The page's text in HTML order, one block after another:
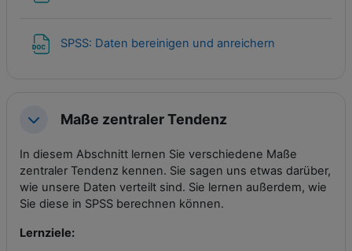
SPSS: Daten bereinigen und anreichern
EinklappenMaße zentraler Tendenz
In diesem Abschnitt lernen Sie verschiedene Maße
zentraler Tendenz kennen. Sie sagen uns etwas darüber,
wie unsere Daten verteilt sind. Sie lernen außerdem, wie
Sie diese in SPSS berechnen können.
Lernziele: